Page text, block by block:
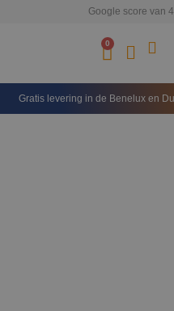
Google score van
0
Gratis levering in de Benelux en